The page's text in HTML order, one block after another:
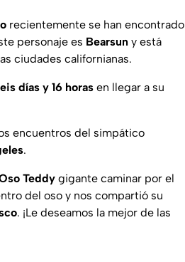
recientemente se han encontrado
personaje es Bearsun y está
ciudades californianas.
días y 16 horas en llegar a su
encuentros del simpático
.
Teddy gigante caminar por el
del oso y nos compartió su
. ¡Le deseamos la mejor de las